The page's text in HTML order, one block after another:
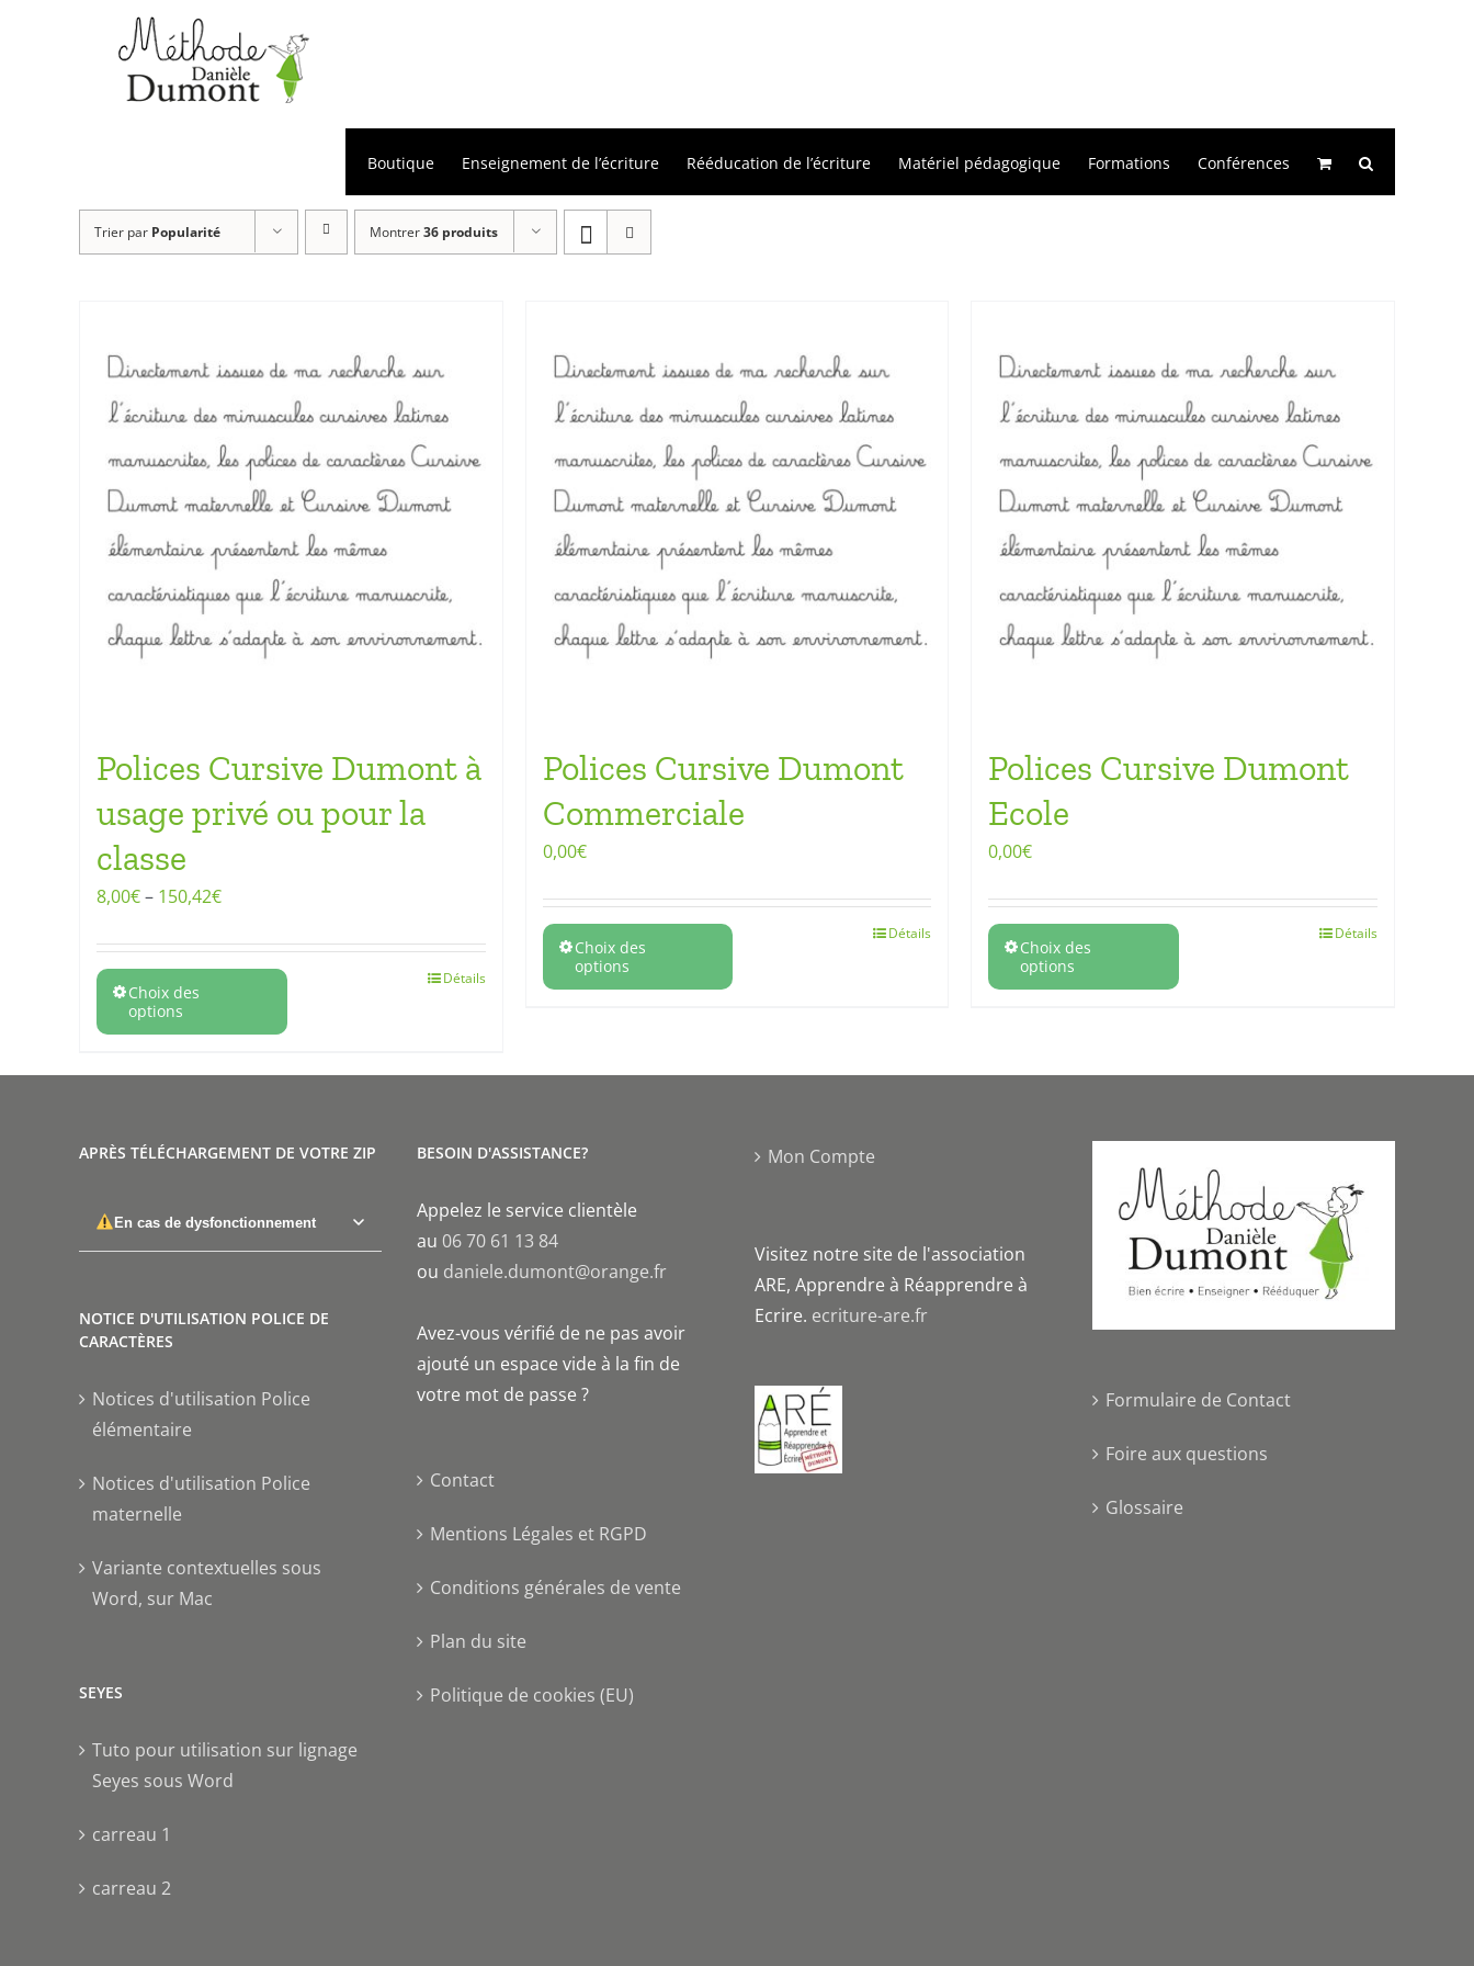
Boutique Enseignement de l’écriture Rééducation de l’écriture Matériel pédagogique Formations Conférences
Trier par Popularité Montrer36 produits
Polices Cursive Dumont à
usage privé ou pour la
classe
8,00€– 150,42€
Choix des
options
Détails
Polices Cursive Dumont
Commerciale
0,00€
Choix des
options
Détails
Polices Cursive Dumont
Ecole
0,00€
Choix des
options
Détails
APRÈS TÉLÉCHARGEMENT DE VOTRE ZIP
En cas de dysfonctionnement
NOTICE D'UTILISATION POLICE DE
CARACTÈRES
Notices d'utilisation Police
élémentaire
Notices d'utilisation Police
maternelle
Variante contextuelles sous
Word, sur Mac
SEYES
Tuto pour utilisation sur lignage
Seyes sous Word
carreau 1
carreau 2
BESOIN D'ASSISTANCE?
Appelez le service clientèle
au 06 70 61 13 84
ou daniele.dumont@orange.fr
Avez-vous vérifié de ne pas avoir
ajouté un espace vide à la fin de
votre mot de passe ?
Contact
Mentions Légales et RGPD
Conditions générales de vente
Plan du site
Politique de cookies (EU)
Mon Compte
Visitez notre site de l'association
ARE, Apprendre à Réapprendre à
Ecrire. ecriture-are.fr
Formulaire de Contact
Foire aux questions
Glossaire